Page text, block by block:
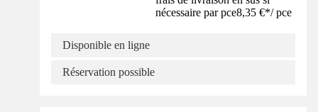
nécessaire par pce8,35 €*/ pce
Disponible en ligne
Réservation possible